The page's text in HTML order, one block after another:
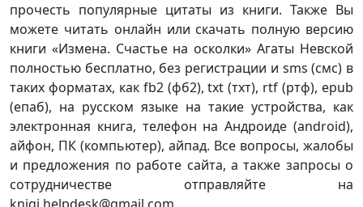
прочесть популярные цитаты из книги. Также Вы
можете читать онлайн или скачать полную версию
книги «Измена. Счастье на осколки» Агаты Невской
полностью бесплатно, без регистрации и sms (смс) в
таких форматах, как fb2 (фб2), txt (тхт), rtf (ртф), epub
(епаб), на русском языке на такие устройства, как
электронная книга, телефон на Андроиде (android),
айфон, ПК (компьютер), айпад. Все вопросы, жалобы
и предложения по работе сайта, а также запросы о
сотрудничестве отправляйте на